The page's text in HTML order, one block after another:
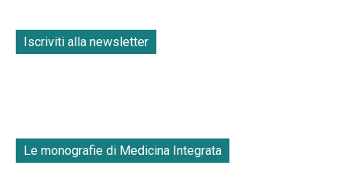
Iscriviti alla newsletter
Le monografie di Medicina Integrata